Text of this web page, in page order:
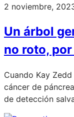
2 noviembre,
Un árbol
no roto,
Cuando Kay
cáncer de
de detección